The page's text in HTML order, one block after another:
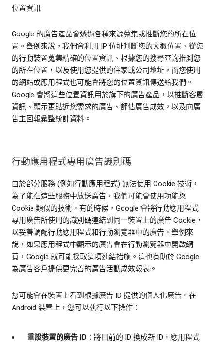
位置資訊
Google 的廣告產品會透過各種來源蒐集或推斷您的所在位
置。舉例來說，我們會利用 IP 位址判斷您的大概位置、從您
的行動裝置蒐集精確的位置資訊、根據您的搜尋查詢推測您
的所在位置，以及使用您提供的住家或公司地址，而您使用
的網站或應用程式也可能會將您的位置資訊傳送給我們。
Google 會將這些位置資訊用於旗下的廣告產品，以推斷客層
資訊、顯示更貼近您需求的廣告、評估廣告成效，以及向廣
告主回報彙整統計資料。
行動應用程式專用廣告識別碼
由於部分服務 (例如行動應用程式) 無法使用 Cookie 技術，
為了能在這些服務中放送廣告，我們可能會使用功能與
Cookie 類似的技術。有的時候，Google 會將行動應用程式
專用廣告所使用的識別碼連結到同一裝置上的廣告 Cookie，
以妥善調配行動應用程式和行動瀏覽器中的廣告。舉例來
說，如果應用程式中顯示的廣告會在行動瀏覽器中開啟網
頁，Google 就可能採取這項連結措施。這也有助於 Google
為廣告客戶提供更完善的廣告活動成效報表。
您可能會在裝置上看到根據廣告 ID 提供的個人化廣告。在
Android 裝置上，您可以執行以下操作：
重設裝置的廣告 ID ：將目前的 ID 換成新 ID。應用程式